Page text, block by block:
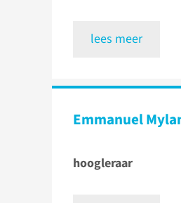
lees meer
Emmanuel
hoogleraar